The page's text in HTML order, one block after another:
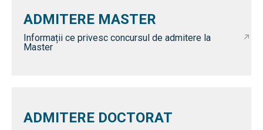
ADMITERE MASTER
Informații ce privesc concursul de admitere la
Master
ADMITERE DOCTORAT